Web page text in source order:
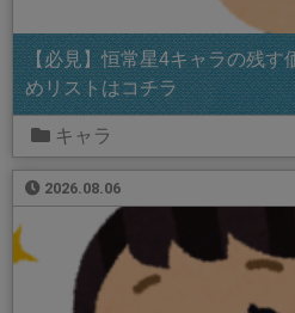
【必見】恒常星4キャラの残す
めリストはコチラ
キャラ
2026.08.06